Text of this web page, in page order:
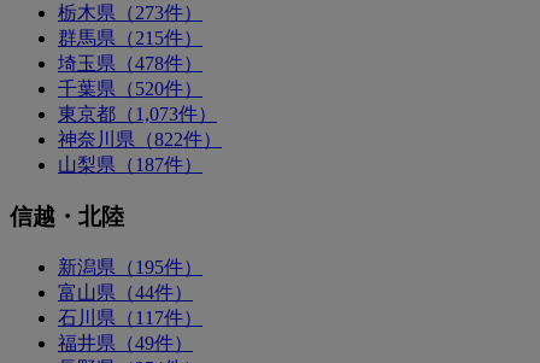
栃木県（273件）
群馬県（215件）
埼玉県（478件）
千葉県（520件）
東京都（1,073件）
神奈川県（822件）
山梨県（187件）
信越・北陸
新潟県（195件）
富山県（44件）
石川県（117件）
福井県（49件）